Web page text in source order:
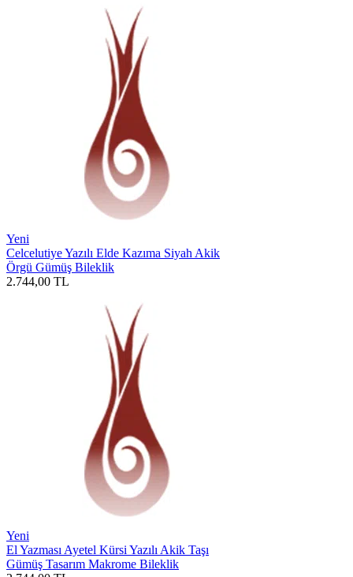
Yeni
Celcelutiye Yazılı Elde Kazıma Siyah Akik
Örgü Gümüş Bileklik
2.744,00 TL
Yeni
El Yazması Ayetel Kürsi Yazılı Akik Taşı
Gümüş Tasarım Makrome Bileklik